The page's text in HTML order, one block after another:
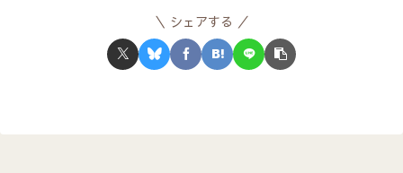
シェアする